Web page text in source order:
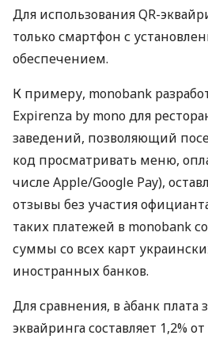
Для использования QR-
только смартфон с
обеспечением.
К примеру, monobank
Expirenza by mono для
заведений, позволяющий
код просматривать меню,
числе Apple/Google Pay),
отзывы без участия
таких платежей в monobank
суммы со всех карт
иностранных банков.
Для сравнения, в àбанк плата
эквайринга составляет 1,2%